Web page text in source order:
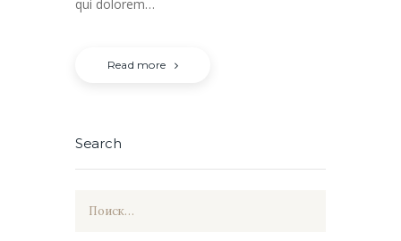
qui dolorem…
Read more
Search